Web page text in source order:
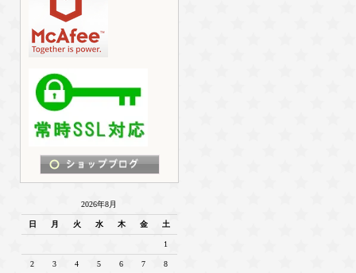
2026年8月
日 月 火 水 木 金 土
1
2 3 4 5 6 7 8